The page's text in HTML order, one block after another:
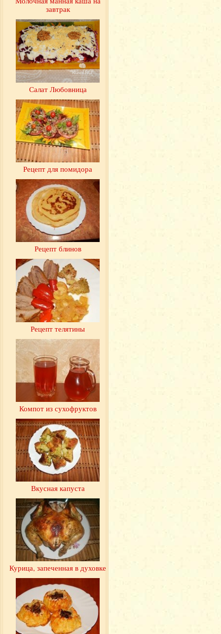
завтрак
Салат Любовница
Рецепт для помидора
Рецепт блинов
Рецепт телятины
Компот из сухофруктов
Вкусная капуста
Курица, запеченная в духовке